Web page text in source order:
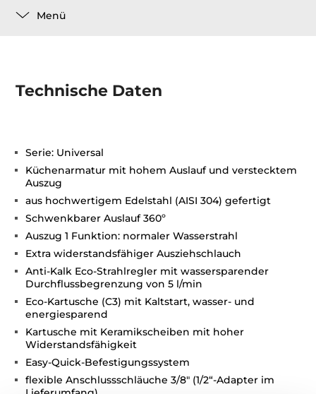
Menü
Technische Daten
Serie: Universal
Küchenarmatur mit hohem Auslauf und verstecktem
Auszug
aus hochwertigem Edelstahl (AISI 304) gefertigt
Schwenkbarer Auslauf 360º
Auszug 1 Funktion: normaler Wasserstrahl
Extra widerstandsfähiger Ausziehschlauch
Anti-Kalk Eco-Strahlregler mit wassersparender
Durchflussbegrenzung von 5 l/min
Eco-Kartusche (C3) mit Kaltstart, wasser- und
energiesparend
Kartusche mit Keramikscheiben mit hoher
Widerstandsfähigkeit
Easy-Quick-Befestigungssystem
flexible Anschlussschläuche 3/8" (1/2“-Adapter im